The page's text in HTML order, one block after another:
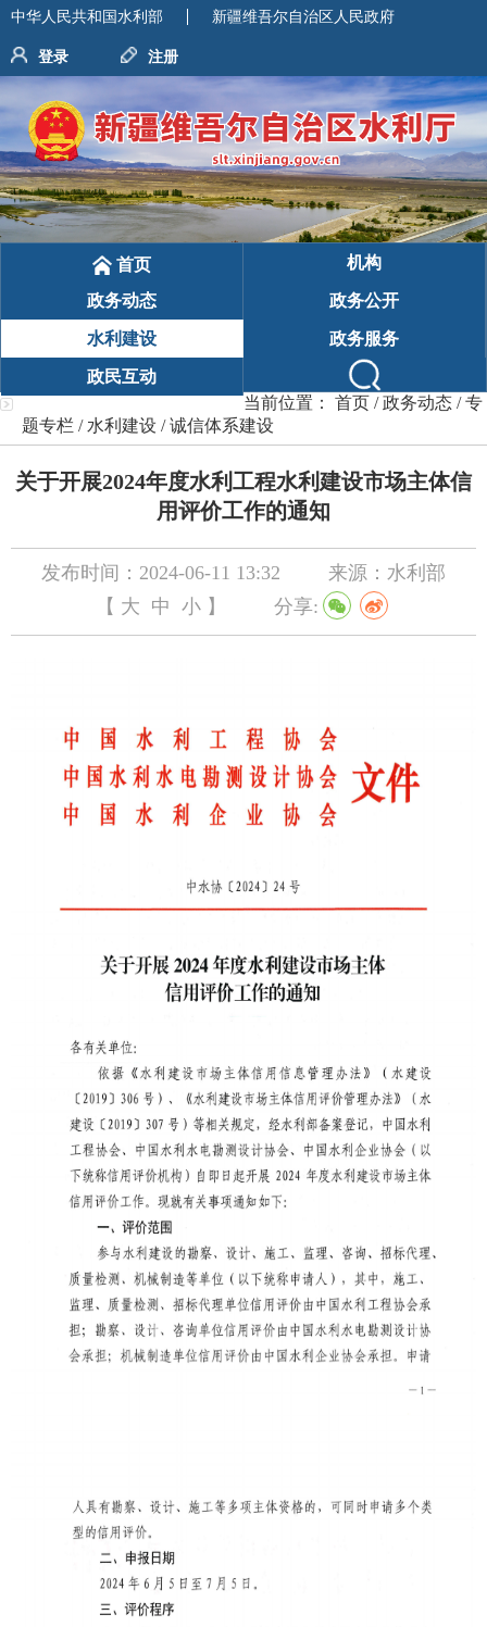
中华人民共和国水利部 新疆维吾尔自治区人民政府
登录 注册
首页 机构
政务动态 政务公开
水利建设 政务服务
政民互动
当前位置： 首页 /政务动态 /专
题专栏 /水利建设 /诚信体系建设
关于开展2024年度水利工程水利建设市场主体信
用评价工作的通知
发布时间：2024-06-11 13:32
来源：水利部
【 大 中 小 】 分享: